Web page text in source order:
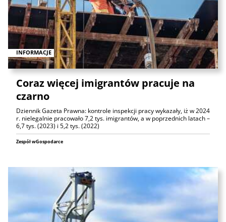
INFORMACJE
Coraz więcej imigrantów pracuje na
czarno
Dziennik Gazeta Prawna: kontrole inspekcji pracy wykazały, iż w 2024
r. nielegalnie pracowało 7,2 tys. imigrantów, a w poprzednich latach –
6,7 tys. (2023) i 5,2 tys. (2022)
Zespół wGospodarce